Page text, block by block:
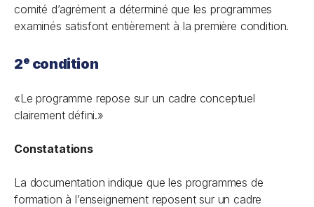
comité d’agrément a déterminé que les programmes
examinés satisfont entièrement à la première condition.
2e condition
«Le programme repose sur un cadre conceptuel
clairement défini.»
Constatations
La documentation indique que les programmes de
formation à l’enseignement reposent sur un cadre